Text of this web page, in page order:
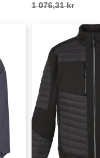
1 076,31 kr